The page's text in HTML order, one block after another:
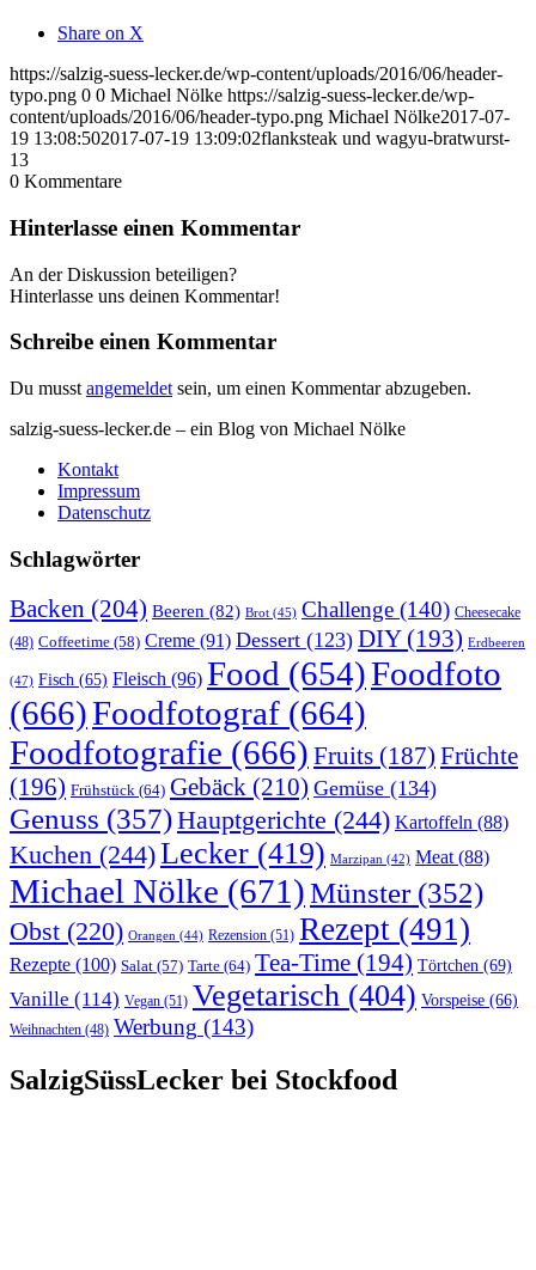
Share on X
https://salzig-suess-lecker.de/wp-content/uploads/2016/06/header-
typo.png 0 0 Michael Nölke https://salzig-suess-lecker.de/wp-
content/uploads/2016/06/header-typo.png Michael Nölke2017-07-
19 13:08:502017-07-19 13:09:02flanksteak und wagyu-bratwurst-
13
0 Kommentare
Hinterlasse einen Kommentar
An der Diskussion beteiligen?
Hinterlasse uns deinen Kommentar!
Schreibe einen Kommentar
Du musst angemeldet sein, um einen Kommentar abzugeben.
salzig-suess-lecker.de – ein Blog von Michael Nölke
Kontakt
Impressum
Datenschutz
Schlagwörter
Backen (204) Beeren (82) Brot (45) Challenge (140) Cheesecake
(48) Coffeetime (58) Creme (91) Dessert (123) DIY(193) Erdbeeren
(47) Fisch (65) Fleisch (96) Food (654)Foodfoto
(666)Foodfotograf (664)
Foodfotografie (666) Fruits (187) Früchte
(196) Frühstück (64) Gebäck (210) Gemüse (134)
Genuss (357)Hauptgerichte (244) Kartoffeln (88)
Kuchen (244)Lecker (419) Marzipan (42) Meat(88)
Michael Nölke (671)Münster(352)
Obst (220) Orangen (44) Rezension (51) Rezept (491)
Rezepte (100) Salat (57) Tarte (64) Tea-Time (194) Törtchen (69)
Vanille (114) Vegan (51) Vegetarisch (404) Vorspeise (66)
Weihnachten (48) Werbung (143)
SalzigSüssLecker bei Stockfood